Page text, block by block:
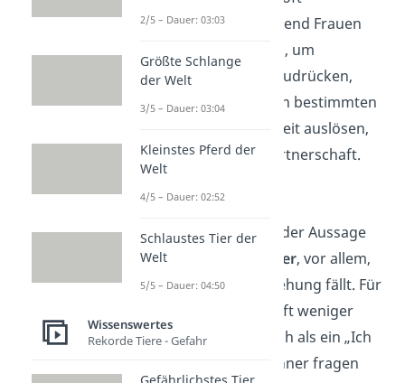
unterschiedlich
. Während Frauen
den Satz gerne nutzen, um
emotionale Nähe auszudrücken,
kann er bei Männern in bestimmten
Situationen Unsicherheit auslösen,
besonders in einer Partnerschaft.
Männliche Sicht
VieleMännersind bei der Aussage
„Hab dich lieb“
unsicher, vor allem,
wenn sie in einer Beziehung fällt. Für
sie klingt dieser Satz oft weniger
intensiv und verbindlich als ein „Ich
liebe dich“. Einige Männer fragen
2/5 – Dauer: 03:03
Größte Schlange
der Welt
3/5 – Dauer: 03:04
Kleinstes Pferd der
Welt
4/5 – Dauer: 02:52
Schlaustes Tier der
Welt
5/5 – Dauer: 04:50
Wissenswertes
Rekorde Tiere - Gefahr
Gefährlichstes Tier